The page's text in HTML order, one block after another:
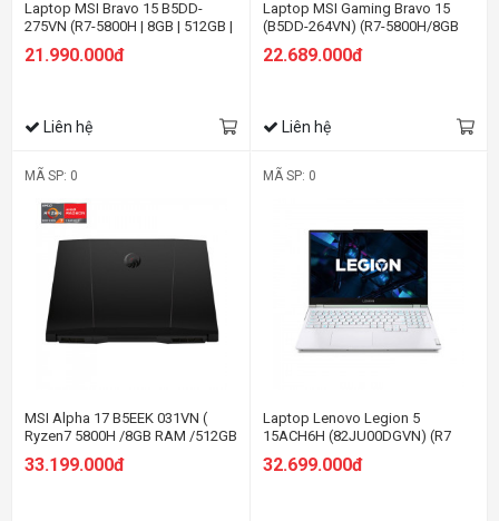
Laptop MSI Bravo 15 B5DD-
275VN (R7-5800H | 8GB | 512GB |
Radeon™ RX5500M 4GB | 15.6'
FHD | Win 11)
21.990.000đ
Liên hệ
Laptop MSI Gaming Bravo 15
(B5DD-264VN) (R7-5800H/8GB
RAM/512GB SSD/RX5500M
4GB/15.6 inch FHD/Win 11/Đen)
22.689.000đ
Liên hệ
MÃ SP: 0
MSI Alpha 17 B5EEK 031VN (
Ryzen7 5800H /8GB RAM /512GB
144Hz 100% sRGB /Win11 Home
33.199.000đ
MÃ SP: 0
Laptop Lenovo Legion 5
15ACH6H (82JU00DGVN) (R7
SSD/15.6FHD 165Hz/RTX3060
32.699.000đ